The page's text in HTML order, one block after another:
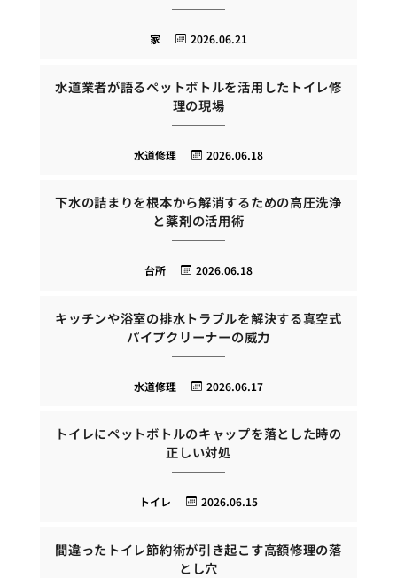
2026.06.21
家
水道業者が語るペットボトルを活用したトイレ修
理の現場
2026.06.18
水道修理
下水の詰まりを根本から解消するための高圧洗浄
と薬剤の活用術
2026.06.18
台所
キッチンや浴室の排水トラブルを解決する真空式
パイプクリーナーの威力
2026.06.17
水道修理
トイレにペットボトルのキャップを落とした時の
正しい対処
2026.06.15
トイレ
間違ったトイレ節約術が引き起こす高額修理の落
とし穴